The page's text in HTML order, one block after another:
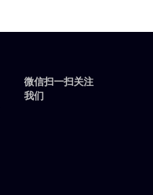
微信扫一扫关注
我们